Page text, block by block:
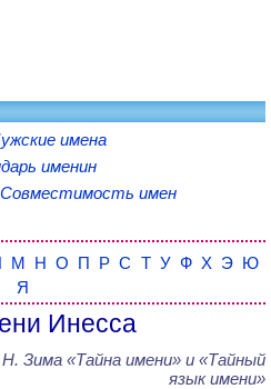
имена
именин
Совместимость имен
М Н О П Р С Т У Ф Х Э Ю
Я
Инесса
Зима «Тайна имени» и «Тайный
язык имени»